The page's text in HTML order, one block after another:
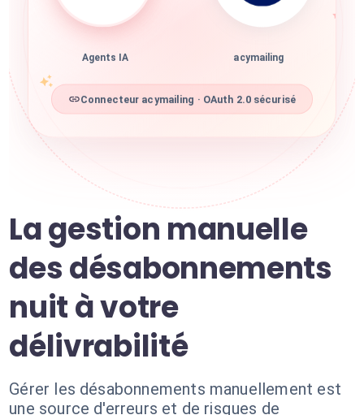
Agents IA acymailing
Connecteur acymailing · OAuth 2.0 sécurisé
La gestion manuelle
des désabonnements
nuit à votre
délivrabilité
Gérer les désabonnements manuellement est
une source d'erreurs et de risques de